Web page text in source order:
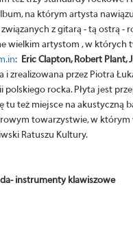
na którym artysta
z gitarą - tą ostrą -
wielkim artystom , w których
: Eric Clapton, Robert Plant,
i zrealizowana przez Piotra
rocka. Płyta jest
tu też miejsce na akustyczną
towarzystwie, w
Ratuszu Kultury.
instrumenty klawiszowe